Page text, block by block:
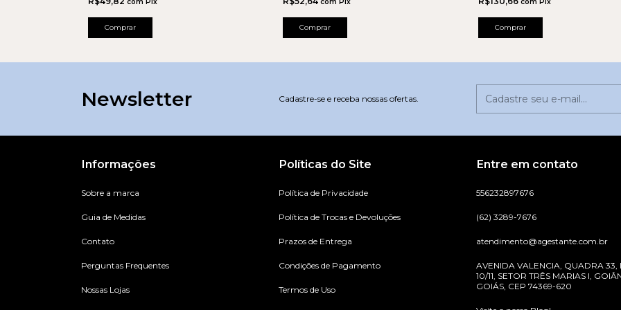
Comprar Comprar Comprar
Newsletter Cadastre-se e receba nossas ofertas.
Informações
Sobre a marca
Guia de Medidas
Contato
Perguntas Frequentes
Nossas Lojas
Políticas do Site
Política de Privacidade
Política de Trocas e Devoluções
Prazos de Entrega
Condições de Pagamento
Termos de Uso
Entre em contato
556232897676
(62) 3289-7676
atendimento@agestante.com.br
AVENIDA VALENCIA, QUADRA 33,
10/11, SETOR TRÊS MARIAS I,
GOIÁS, CEP 74369-620